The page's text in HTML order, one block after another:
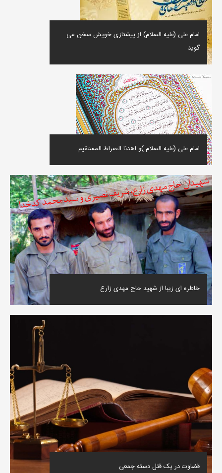
امام علی (علیه السلام) از پیشتازی خویش سخن می
گوید
امام علی (علیه السلام )و اهدنا الصراط المستقیم
خاطره ای زیبا از شهید حاج مهدی زارع
قضاوت در یک قتل دسته جمعی